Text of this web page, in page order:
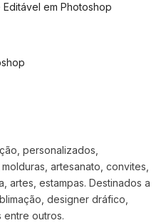
em Photoshop
personalizados,
artesanato, convites,
artes, estampas. Destinados a
designer dráfico,
entre outros.